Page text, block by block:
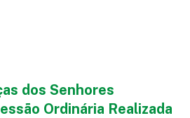
dos Senhores
Ordinária Realizada